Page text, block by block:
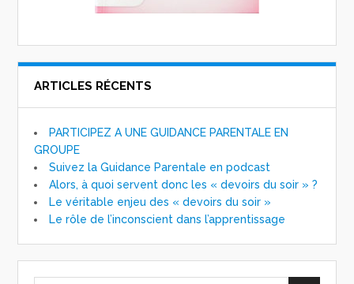
ARTICLES RÉCENTS
PARTICIPEZ A UNE GUIDANCE PARENTALE EN
GROUPE
Suivez la Guidance Parentale en podcast
Alors, à quoi servent donc les « devoirs du soir » ?
Le véritable enjeu des « devoirs du soir »
Le rôle de l’inconscient dans l’apprentissage